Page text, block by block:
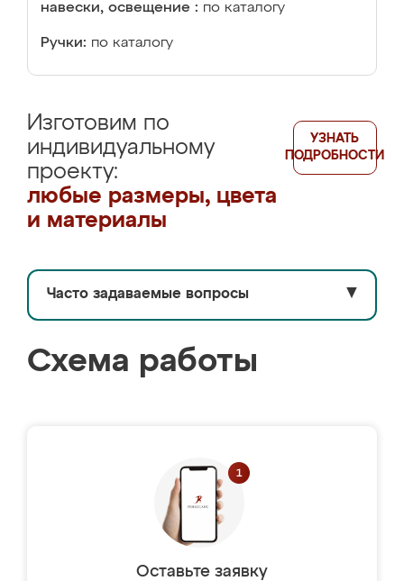
навески, освещение : по каталогу
Ручки: по каталогу
Изготовим по
индивидуальному
проекту:
любые размеры, цвета
и материалы
УЗНАТЬ
ПОДРОБНОСТИ
Часто задаваемые вопросы ▼
Схема работы
Оставьте заявку